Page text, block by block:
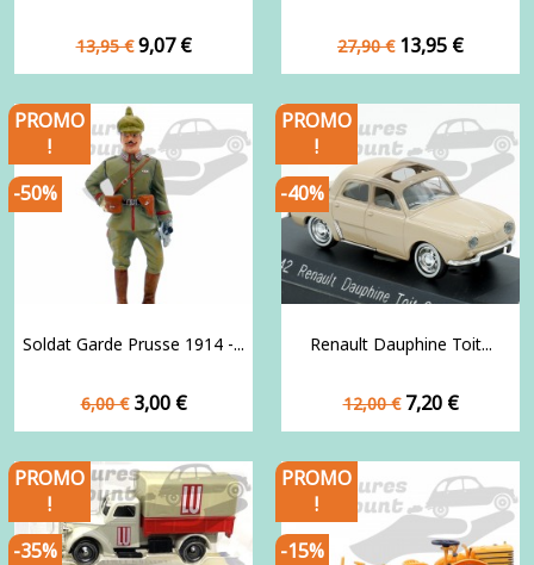
Prix
de
13,95 € Prix
9,07 €
Prix
de
27,90 € Prix
13,95 €
Soldat Garde Prusse 1914 -...
Prix
de
6,00 € Prix
3,00 €
PROMO
!
-50%
Renault Dauphine Toit...
Prix
de
12,00 € Prix
7,20 €
PROMO
!
-40%
PROMO
!
-35%
PROMO
!
-15%